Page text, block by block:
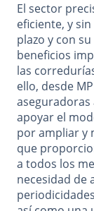
El sector
eficiente, y
plazo y con
beneficios
las
ello, desde
apoyar el
por ampliar y
que
a todos los
necesidad de